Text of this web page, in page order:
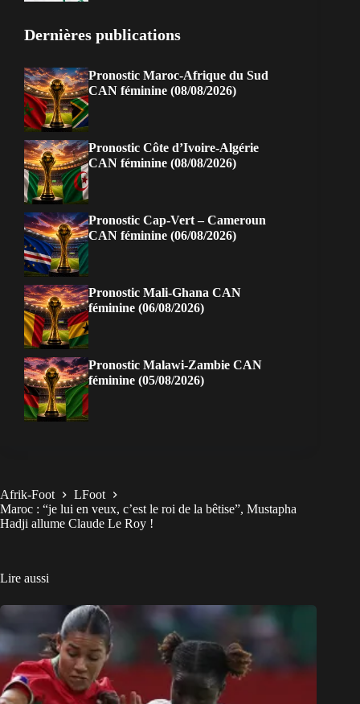
Dernières publications
Pronostic Maroc-Afrique du Sud
CAN féminine (08/08/2026)
Pronostic Côte d’Ivoire-Algérie
CAN féminine (08/08/2026)
Pronostic Cap-Vert – Cameroun
CAN féminine (06/08/2026)
Pronostic Mali-Ghana CAN
féminine (06/08/2026)
Pronostic Malawi-Zambie CAN
féminine (05/08/2026)
Afrik-Foot
LFoot
Maroc : “je lui en veux, c’est le roi de la bêtise”, Mustapha
Hadji allume Claude Le Roy !
Lire aussi